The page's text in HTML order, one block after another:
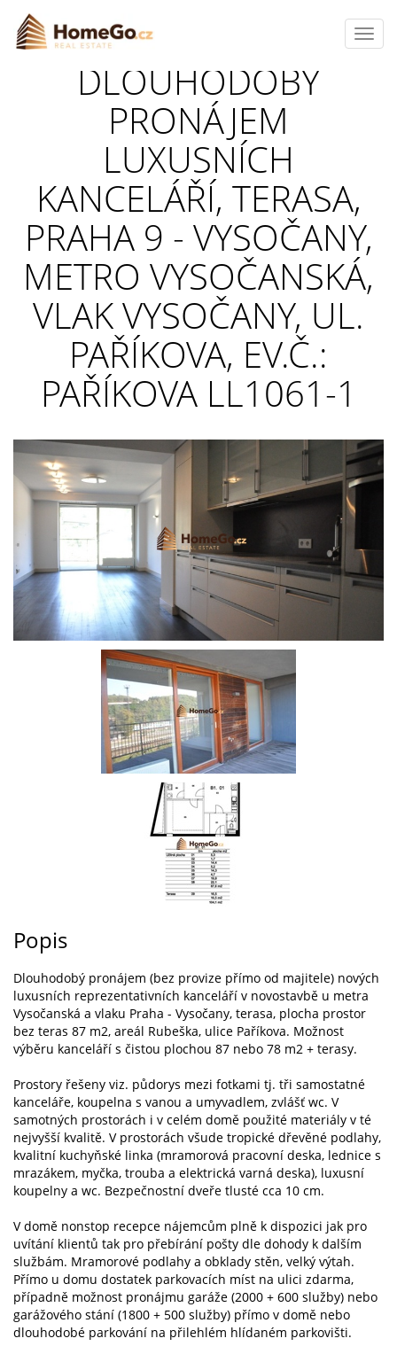
DLOUHODOBÝ
PRONÁJEM
LUXUSNÍCH
KANCELÁŘÍ, TERASA,
PRAHA 9 - VYSOČANY,
METRO VYSOČANSKÁ,
VLAK VYSOČANY, UL.
PAŘÍKOVA, EV.Č.:
PAŘÍKOVA LL1061-1
Popis
Dlouhodobý pronájem (bez provize přímo od majitele) nových
luxusních reprezentativních kanceláří v novostavbě u metra
Vysočanská a vlaku Praha - Vysočany, terasa, plocha prostor
bez teras 87 m2, areál Rubeška, ulice Paříkova. Možnost
výběru kanceláří s čistou plochou 87 nebo 78 m2 + terasy.
Prostory řešeny viz. půdorys mezi fotkami tj. tři samostatné
kanceláře, koupelna s vanou a umyvadlem, zvlášť wc. V
samotných prostorách i v celém domě použité materiály v té
nejvyšší kvalitě. V prostorách všude tropické dřevěné podlahy,
kvalitní kuchyňské linka (mramorová pracovní deska, lednice s
mrazákem, myčka, trouba a elektrická varná deska), luxusní
koupelny a wc. Bezpečnostní dveře tlusté cca 10 cm.
V domě nonstop recepce nájemcům plně k dispozici jak pro
uvítání klientů tak pro přebírání pošty dle dohody k dalším
službám. Mramorové podlahy a obklady stěn, velký výtah.
Přímo u domu dostatek parkovacích míst na ulici zdarma,
případně možnost pronájmu garáže (2000 + 600 služby) nebo
garážového stání (1800 + 500 služby) přímo v domě nebo
dlouhodobé parkování na přilehlém hlídaném parkovišti.